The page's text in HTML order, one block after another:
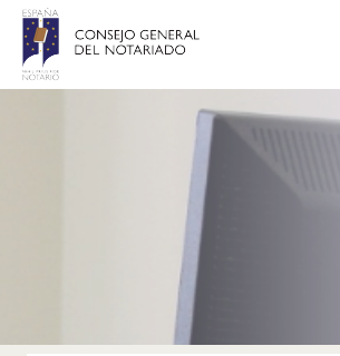
Saut au contenu principal